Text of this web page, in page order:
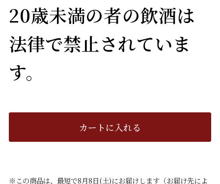
20歳未満の者の飲酒は
法律で禁止されていま
す。
カートに入れる
※この商品は、最短で8月8日(土)にお届けします（お届け先によ